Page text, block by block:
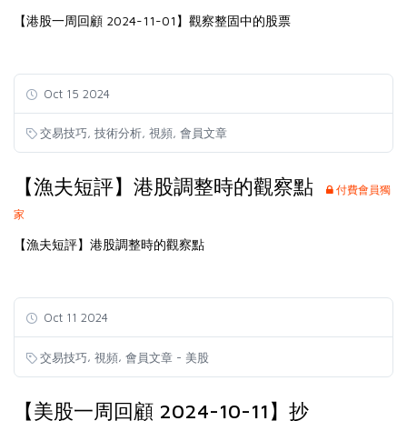
【港股一周回顧 2024-11-01】觀察整固中的股票
Oct 15 2024
交易技巧 技術分析 視頻 會員文章
【漁夫短評】港股調整時的觀察點
付費會員獨
家
【漁夫短評】港股調整時的觀察點
Oct 11 2024
交易技巧, 視頻, 會員文章 - 美股
【美股一周回顧 2024-10-11】抄